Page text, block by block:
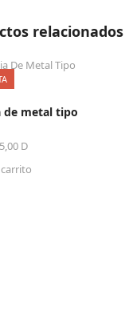
relacionados
de metal tipo
DEl
actual